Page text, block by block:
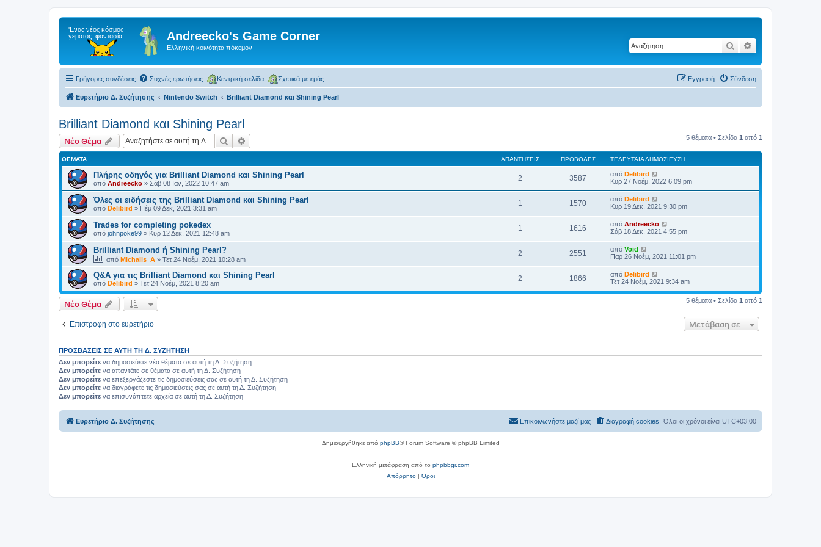
Andreecko's Game Corner
Ελληνική κοινότητα πόκεμον Αναζήτηση
Γρήγορες συνδέσεις Συχνές ερωτήσεις Κεντρική σελίδα Σχετικά με εμάς Σύνδεση
Εγγραφή
Ευρετήριο Δ. Συζήτησης Nintendo Switch Brilliant Diamond και Shining Pearl
Brilliant Diamond και Shining Pearl
Νέο Θέμα Αναζήτηση 5 θέματα • Σελίδα 1 από 1
ΘΈΜΑΤΑ ΑΠΑΝΤΉΣΕΙΣ ΠΡΟΒΟΛΈΣ ΤΕΛΕΥΤΑΊΑ ΔΗΜΟΣΊΕΥΣΗ
Πλήρης οδηγός για Brilliant Diamond και Shining Pearl
από Andreecko » Σάβ 08 Ιαν, 2022 10:47 am
2 3587 από Delibird
Κυρ 27 Νοέμ, 2022 6:09 pm
Όλες οι ειδήσεις της Brilliant Diamond και Shining Pearl
από Delibird » Πέμ 09 Δεκ, 2021 3:31 am
1 1570 από Delibird
Κυρ 19 Δεκ, 2021 9:30 pm
Trades for completing pokedex
από johnpoke99 » Κυρ 12 Δεκ, 2021 12:48 am
1 1616 από Andreecko
Σάβ 18 Δεκ, 2021 4:55 pm
Brilliant Diamond ή Shining Pearl?
από Michalis_A » Τετ 24 Νοέμ, 2021 10:28 am
2 2551 από Void
Παρ 26 Νοέμ, 2021 11:01 pm
Q&A για τις Brilliant Diamond και Shining Pearl
από Delibird » Τετ 24 Νοέμ, 2021 8:20 am
2 1866 από Delibird
Τετ 24 Νοέμ, 2021 9:34 am
Νέο Θέμα 5 θέματα • Σελίδα 1 από 1
Επιστροφή στο ευρετήριο Μετάβαση σε
ΠΡΟΣΒΆΣΕΙΣ ΣΕ ΑΥΤΉ ΤΗ Δ. ΣΥΖΉΤΗΣΗ
Δεν μπορείτε να δημοσιεύετε νέα θέματα σε αυτή τη Δ. Συζήτηση
Δεν μπορείτε να απαντάτε σε θέματα σε αυτή τη Δ. Συζήτηση
Δεν μπορείτε να επεξεργάζεστε τις δημοσιεύσεις σας σε αυτή τη Δ. Συζήτηση
Δεν μπορείτε να διαγράφετε τις δημοσιεύσεις σας σε αυτή τη Δ. Συζήτηση
Δεν μπορείτε να επισυνάπτετε αρχεία σε αυτή τη Δ. Συζήτηση
Ευρετήριο Δ. Συζήτησης Όλοι οι χρόνοι είναι UTC+03:00
Διαγραφή cookies
Επικοινωνήστε μαζί μας
Δημιουργήθηκε από phpBB® Forum Software © phpBB Limited
Ελληνική μετάφραση από το phpbbgr.com
Απόρρητο|Όροι